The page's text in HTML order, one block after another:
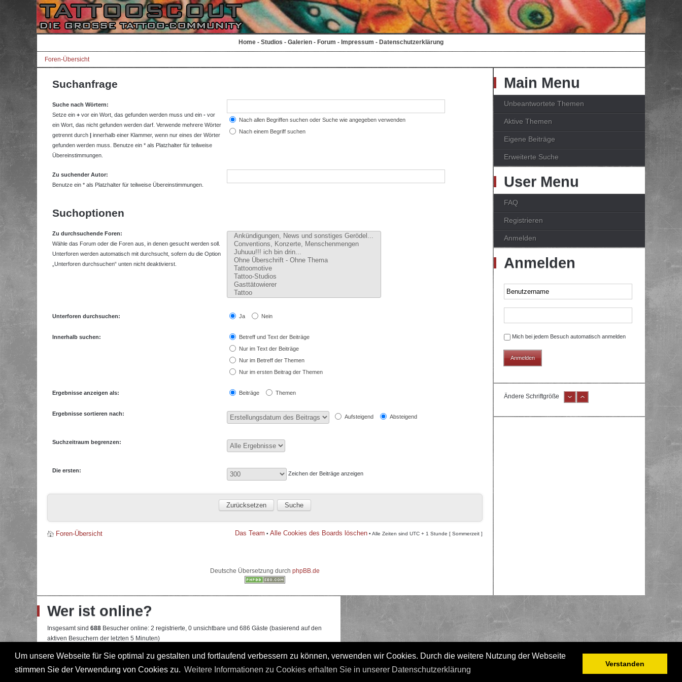
Um unsere Webseite für Sie optimal zu gestalten und fortlaufend verbessern zu können, verwenden wir Cookies. Durch die weitere Nutzung der Webseite
stimmen Sie der Verwendung von Cookies zu. Weitere Informationen zu Cookies erhalten Sie in unserer Datenschutzerklärung
Verstanden
Home - Studios - Galerien - Forum - Impressum - Datenschutzerklärung
Foren-Übersicht
Suchanfrage
Suche nach Wörtern:
Setze ein + vor ein Wort, das gefunden werden muss und ein - vor
ein Wort, das nicht gefunden werden darf. Verwende mehrere Wörter
getrennt durch | innerhalb einer Klammer, wenn nur eines der Wörter
gefunden werden muss. Benutze ein * als Platzhalter für teilweise
Übereinstimmungen.
Nach allen Begriffen suchen oder Suche wie angegeben verwenden
Nach einem Begriff suchen
Zu suchender Autor:
Benutze ein * als Platzhalter für teilweise Übereinstimmungen.
Suchoptionen
Zu durchsuchende Foren:
Wähle das Forum oder die Foren aus, in denen gesucht werden soll.
Unterforen werden automatisch mit durchsucht, sofern du die Option
„Unterforen durchsuchen“ unten nicht deaktivierst.
Unterforen durchsuchen: Ja Nein
Innerhalb suchen:
Betreff und Text der Beiträge
Nur im Text der Beiträge
Nur im Betreff der Themen
Nur im ersten Beitrag der Themen
Ergebnisse anzeigen als: Beiträge Themen
Ergebnisse sortieren nach:
Aufsteigend Absteigend
Suchzeitraum begrenzen:
Die ersten:
Zeichen der Beiträge anzeigen
Foren-Übersicht Das Team • Alle Cookies des Boards löschen • Alle Zeiten sind UTC + 1 Stunde [ Sommerzeit ]
Deutsche Übersetzung durch phpBB.de
Main Menu
Unbeantwortete Themen
Aktive Themen
Eigene Beiträge
Erweiterte Suche
User Menu
FAQ
Registrieren
Anmelden
Anmelden
Mich bei jedem Besuch automatisch anmelden
Ändere Schriftgröße
Wer ist online?
Insgesamt sind 688 Besucher online: 2 registrierte, 0 unsichtbare und 686 Gäste (basierend auf den
aktiven Besuchern der letzten 5 Minuten)
Mitglieder:Google [Bot],Google Adsense [Bot]